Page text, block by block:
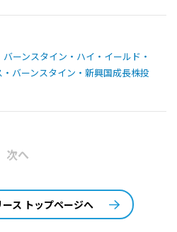
ーンスタイン・ハイ・イールド・
バーンスタイン・新興国成長株投
次へ
ス トップページへ